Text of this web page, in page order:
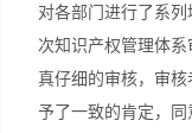
对各部门进行了系
次知识产权管理体
真仔细的审核，审
予了一致的肯定，同